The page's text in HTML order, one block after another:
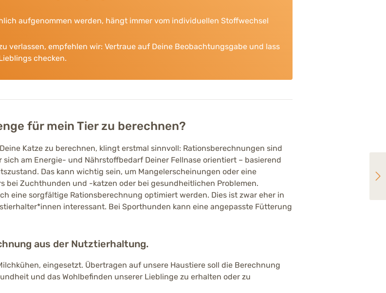
aufgenommen werden, hängt immer vom individuellen Stoffwechsel
verlassen, empfehlen wir: Vertraue auf Deine Beobachtungsgabe und lass
checken.
für mein Tier zu berechnen?
Katze zu berechnen, klingt erstmal sinnvoll: Rationsberechnungen sind
am Energie- und Nährstoffbedarf Deiner Fellnase orientiert – basierend
Das kann wichtig sein, um Mangelerscheinungen oder eine
bei Zuchthunden und -katzen oder bei gesundheitlichen Problemen.
eine sorgfältige Rationsberechnung optimiert werden. Dies ist zwar eher in
interessant. Bei Sporthunden kann eine angepasste Fütterung
aus der Nutztierhaltung.
eingesetzt. Übertragen auf unsere Haustiere soll die Berechnung
und das Wohlbefinden unserer Lieblinge zu erhalten oder zu